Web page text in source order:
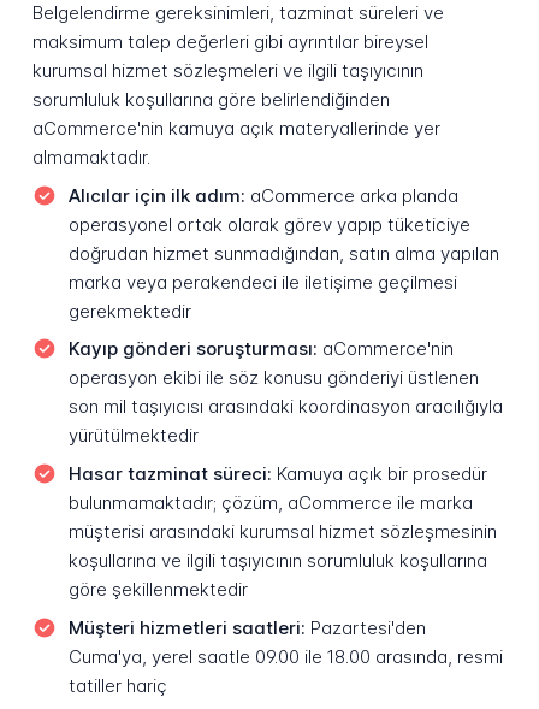
Belgelendirme gereksinimleri, tazminat süreleri ve
maksimum talep değerleri gibi ayrıntılar bireysel
kurumsal hizmet sözleşmeleri ve ilgili taşıyıcının
sorumluluk koşullarına göre belirlendiğinden
aCommerce'nin kamuya açık materyallerinde yer
almamaktadır.
Alıcılar için ilk adım: aCommerce arka planda
operasyonel ortak olarak görev yapıp tüketiciye
doğrudan hizmet sunmadığından, satın alma yapılan
marka veya perakendeci ile iletişime geçilmesi
gerekmektedir
Kayıp gönderi soruşturması: aCommerce'nin
operasyon ekibi ile söz konusu gönderiyi üstlenen
son mil taşıyıcısı arasındaki koordinasyon aracılığıyla
yürütülmektedir
Hasar tazminat süreci: Kamuya açık bir prosedür
bulunmamaktadır; çözüm, aCommerce ile marka
müşterisi arasındaki kurumsal hizmet sözleşmesinin
koşullarına ve ilgili taşıyıcının sorumluluk koşullarına
göre şekillenmektedir
Müşteri hizmetleri saatleri: Pazartesi'den
Cuma'ya, yerel saatle 09.00 ile 18.00 arasında, resmi
tatiller hariç